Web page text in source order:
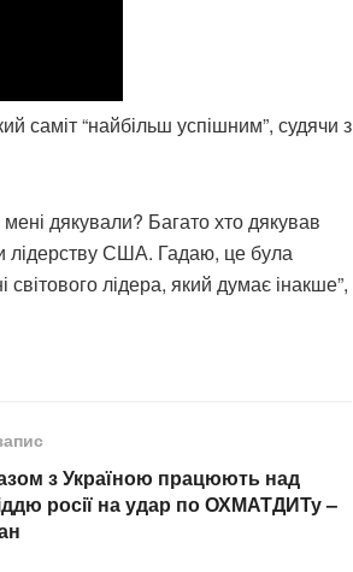
саміт “найбільш успішним”, судячи з
дякували? Багато хто дякував
лідерству США. Гадаю, це була
лідера, який думає інакше”,
з Україною працюють над
росії на удар по ОХМАТДИТу –